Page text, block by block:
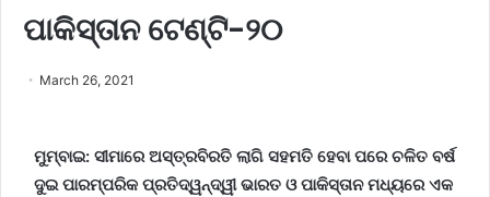
ପାକିସ୍ତାନ ଟେଣ୍ଟି-୨୦
March 26, 2021
ମୁମ୍ବାଇ: ସୀମାରେ ଅସ୍ତ୍ରବିରତି ଲାଗି ସହମତି ହେବା ପରେ ଚଳିତ ବର୍ଷ
ଦୁଇ ପାରମ୍ପରିକ ପ୍ରତିଦ୍ୱନ୍ଦ୍ୱୀ ଭାରତ ଓ ପାକିସ୍ତାନ ମଧ୍ୟରେ ଏକ